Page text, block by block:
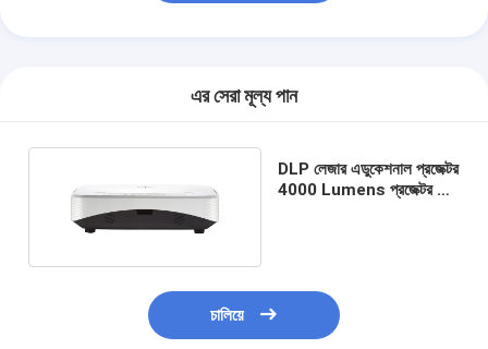
এর সেরা মূল্য পান
DLP লেজার এডুকেশনাল প্রজেক্টর
4000 Lumens প্রজেক্টর লং
চালিয়ে